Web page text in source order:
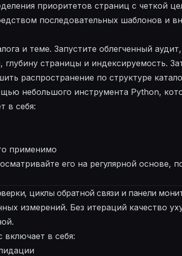
приоритетов страниц с четкой
последовательных шаблонов и
и теме. Запустите облегченный
страницы и индексируемость.
распространение по структуре
небольшого инструмента Python,
в себя:
применимо
его на регулярной основе,
циклы обратной связи и панели
измерений. Без итераций качество
в себя: